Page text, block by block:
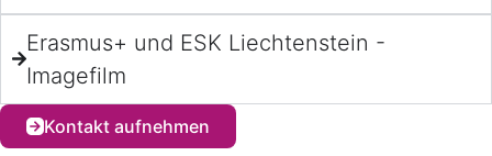
Erasmus+ und ESK Liechtenstein -
Imagefilm
Kontakt aufnehmen